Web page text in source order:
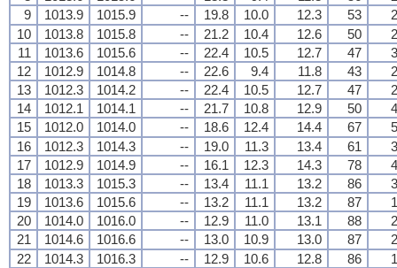
9
1013.9 1015.9 -- 19.8 10.0 12.3 53
10
1013.8 1015.8 -- 21.2 10.4 12.6 50
11
1013.6 1015.6 -- 22.4 10.5 12.7 47
12
1012.9 1014.8 -- 22.6 9.4 11.8 43
13
1012.3 1014.2 -- 22.4 10.5 12.7 47
14
1012.1 1014.1 -- 21.7 10.8 12.9 50
15
1012.0 1014.0 -- 18.6 12.4 14.4 67
16
1012.3 1014.3 -- 19.0 11.3 13.4 61
17
1012.9 1014.9 -- 16.1 12.3 14.3 78
18
1013.3 1015.3 -- 13.4 11.1 13.2 86
19
1013.6 1015.6 -- 13.2 11.1 13.2 87
20
1014.0 1016.0 -- 12.9 11.0 13.1 88
21
1014.6 1016.6 -- 13.0 10.9 13.0 87
22
1014.3 1016.3 -- 12.9 10.6 12.8 86